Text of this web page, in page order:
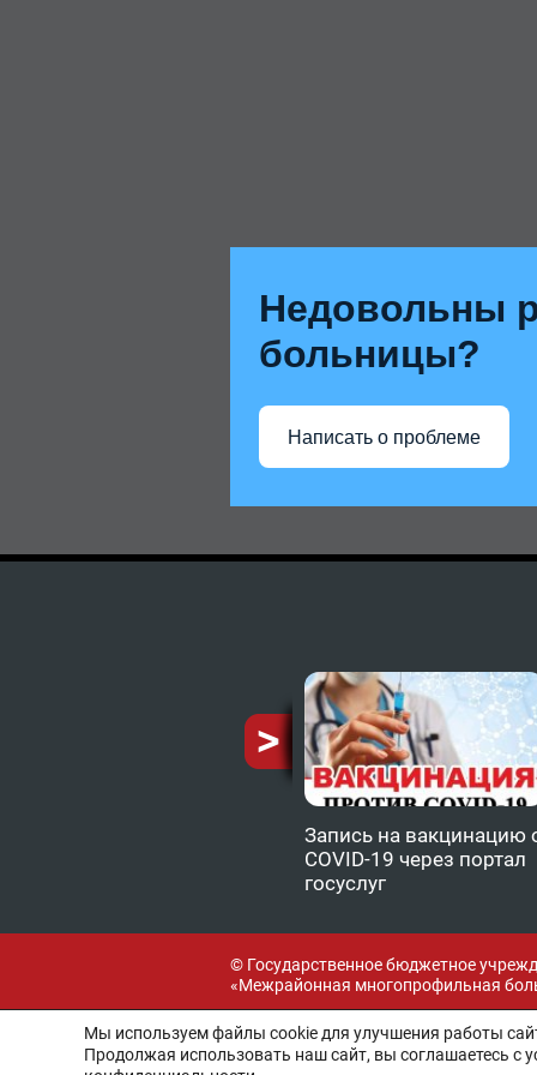
Недовольны
больницы?
Написать о проблеме
Запись на вакцинацию
COVID-19 через портал
госуслуг
© Государственное бюджетное
«Межрайонная многопрофильная
Разработка и поддержка:
Мы используем файлы cookie для улучшения работы
Продолжая использовать наш сайт, вы соглашаетесь с